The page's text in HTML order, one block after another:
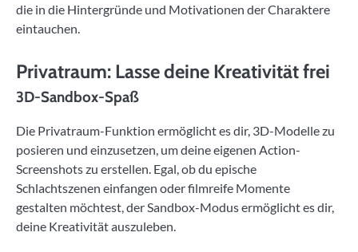
die in die Hintergründe und Motivationen der Charaktere
eintauchen.
Privatraum: Lasse deine Kreativität frei
3D-Sandbox-Spaß
Die Privatraum-Funktion ermöglicht es dir, 3D-Modelle zu
posieren und einzusetzen, um deine eigenen Action-
Screenshots zu erstellen. Egal, ob du epische
Schlachtszenen einfangen oder filmreife Momente
gestalten möchtest, der Sandbox-Modus ermöglicht es dir,
deine Kreativität auszuleben.